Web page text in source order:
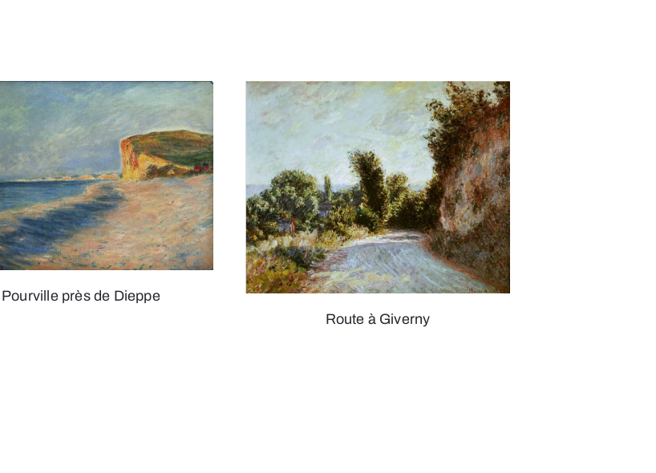
Pourville près de Dieppe
Route à Giverny